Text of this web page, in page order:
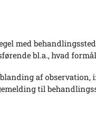
med
bl.a., hvad
af observation,
til